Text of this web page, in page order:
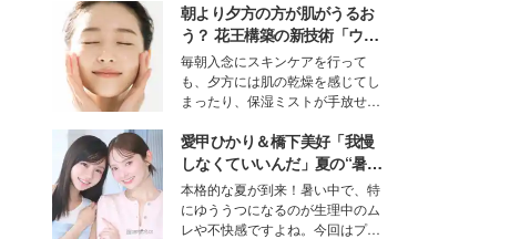
ションの完成度を高めるベースと
して、“髪そのものの美しさ”に改
めて注目する人が増えている様
子。今回は、そんな憧れの艶やか
な髪を日常で叶える、美容好きの
女性たちのヘアケア事情を紹介し
ます。
朝より夕方の方が肌がうるお
う？ 花王構築の新技術「ウォ
ーターキャプチャリングスキ
ン（捕水肌）」がスキンケア
の常識を変える予感
毎朝入念にスキンケアを行って
も、夕方には肌の乾燥を感じてし
まったり、保湿ミストが手放せな
な美容の常識を大きく変える可能
性を秘めた、革新的な「Water
Capturing Skin（ウォーターキャ
プチャリングスキン：捕水肌）」
技術を、花王が構築した。
愛甲ひかり＆橋下美好「我慢
しなくていいんだ」夏の“暑さ
対策”の新しい選択肢とは？
本格的な夏が到来！暑い中で、特
にゆううつになるのが生理中のム
レや不快感ですよね。今回はプラ